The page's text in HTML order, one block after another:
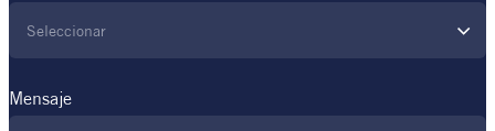
Seleccionar
Mensaje